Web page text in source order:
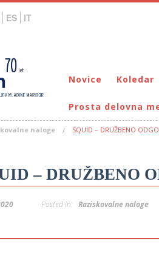
ES IT
Novice Koledar
Prosta delovna
naloge SQUID – DRUŽBENO
– DRUŽBENO
Posted in: Raziskovalne naloge